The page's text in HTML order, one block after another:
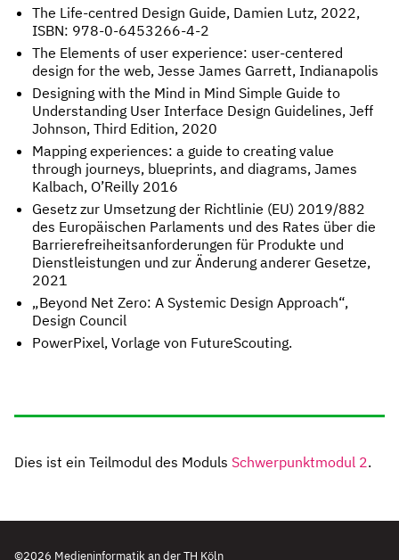
The Life-centred Design Guide, Damien Lutz, 2022,
ISBN: 978-0-6453266-4-2
The Elements of user experience: user-centered
design for the web, Jesse James Garrett, Indianapolis
Designing with the Mind in Mind Simple Guide to
Understanding User Interface Design Guidelines, Jeff
Johnson, Third Edition, 2020
Mapping experiences: a guide to creating value
through journeys, blueprints, and diagrams, James
Kalbach, O’Reilly 2016
Gesetz zur Umsetzung der Richtlinie (EU) 2019/882
des Europäischen Parlaments und des Rates über die
Barrierefreiheitsanforderungen für Produkte und
Dienstleistungen und zur Änderung anderer Gesetze,
2021
„Beyond Net Zero: A Systemic Design Approach“,
Design Council
PowerPixel, Vorlage von FutureScouting.
Dies ist ein Teilmodul des Moduls Schwerpunktmodul 2.
©2026 Medieninformatik an der TH Köln